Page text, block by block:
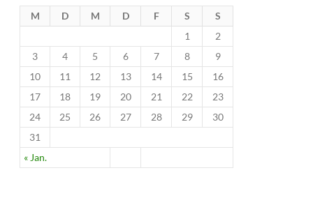
M D M D F S S
« Jan.
1
2
3
4 5 6 7 8
9
10
11 12 13 14 15
16
17
18 19 20 21 22
23
24
25 26 27 28 29
30
31